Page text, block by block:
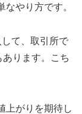
やり方です。
て、取引所で
ります。こち
上がりを期待し